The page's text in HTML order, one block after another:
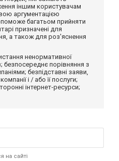
іншим користувачам
аргументацією
багатьом прийняти
призначені для
а також для роз'яснення
ненормативної
безпосереднє порівняння з
безпідставні заяви,
і / або її послуги;
інтернет-ресурси;
на сайті